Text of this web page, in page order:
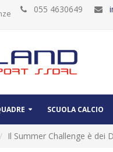
055 4630649
SCUOLA CALCIO
Il Summer Challenge è dei